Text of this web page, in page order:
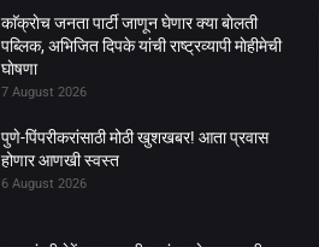
काॅक्राेच जनता पार्टी जाणून घेणार क्या बाेलती
पब्लिक, अभिजित दिपके यांची राष्ट्रव्यापी माेहीमेची
घाेषणा
7 August 2026
पुणे-पिंपरीकरांसाठी मोठी खुशखबर! आता प्रवास
होणार आणखी स्वस्त
6 August 2026